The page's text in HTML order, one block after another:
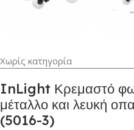
Χωρίς κατηγορία
InLight Κρεμαστό
μέταλλο και λευκή
(5016-3)